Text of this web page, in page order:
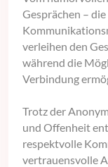
Gesprächen –
verleihen den
während die
Verbindung
Trotz der
und Offenheit
respektvolle
vertrauensvolle